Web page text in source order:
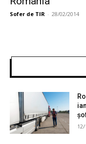
Sofer de TIR - 28/02/2014